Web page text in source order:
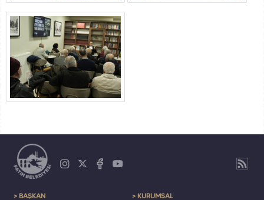
> BAŞKAN > KURUMSAL